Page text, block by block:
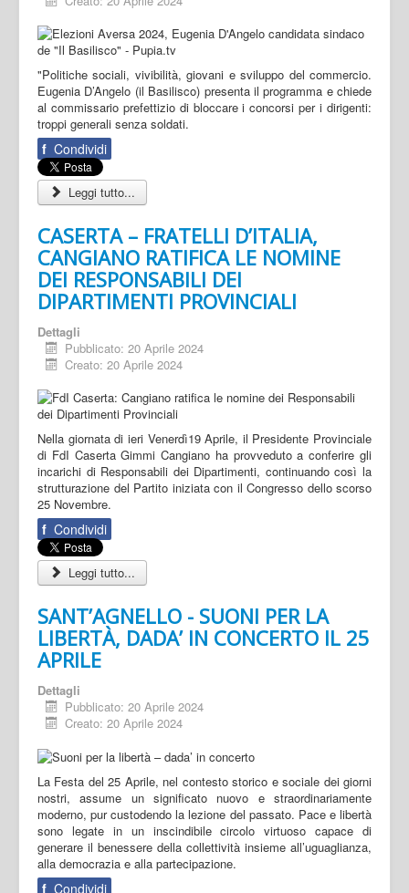
"Politiche sociali, vivibilità, giovani e sviluppo del commercio.
Eugenia D’Angelo (il Basilisco) presenta il programma e chiede
al commissario prefettizio di bloccare i concorsi per i dirigenti:
troppi generali senza soldati.
f Condividi
Leggi tutto...
CASERTA – FRATELLI D’ITALIA,
CANGIANO RATIFICA LE NOMINE
DEI RESPONSABILI DEI
DIPARTIMENTI PROVINCIALI
Dettagli
Pubblicato: 20 Aprile 2024
Creato: 20 Aprile 2024
Nella giornata di ieri Venerdì19 Aprile, il Presidente Provinciale
di FdI Caserta Gimmi Cangiano ha provveduto a conferire gli
incarichi di Responsabili dei Dipartimenti, continuando così la
strutturazione del Partito iniziata con il Congresso dello scorso
25 Novembre.
f Condividi
Leggi tutto...
SANT’AGNELLO - SUONI PER LA
LIBERTÀ, DADA’ IN CONCERTO IL 25
APRILE
Dettagli
Pubblicato: 20 Aprile 2024
Creato: 20 Aprile 2024
La Festa del 25 Aprile, nel contesto storico e sociale dei giorni
nostri, assume un significato nuovo e straordinariamente
moderno, pur custodendo la lezione del passato. Pace e libertà
sono legate in un inscindibile circolo virtuoso capace di
generare il benessere della collettività insieme all’uguaglianza,
alla democrazia e alla partecipazione.
f Condividi